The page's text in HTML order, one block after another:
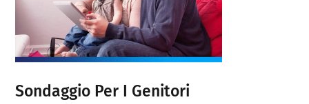
Sondaggio Per I Genitori